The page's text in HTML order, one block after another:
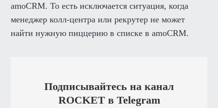
amoCRM. То есть исключается ситуация, когда
менеджер колл-центра или рекрутер не может
найти нужную пиццерию в списке в amoCRM.
Подписывайтесь на канал
ROCKET в Telegram